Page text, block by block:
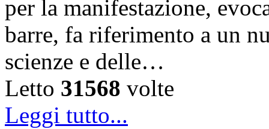
per la manifestazione,
barre, fa riferimento a un
scienze e delle…
Letto 31568 volte
Leggi tutto...